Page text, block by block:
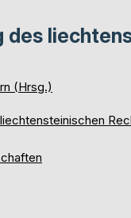
des
(Hrsg.)